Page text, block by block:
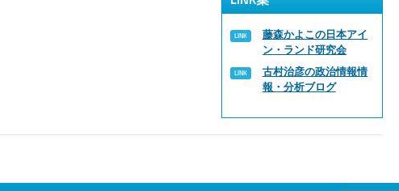
藤森かよこの日本アイ
ン・ランド研究会
古村治彦の政治情報情
報・分析ブログ